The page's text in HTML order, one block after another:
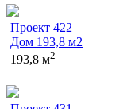
Проект 422
Дом 193,8 м2
193,8 м2